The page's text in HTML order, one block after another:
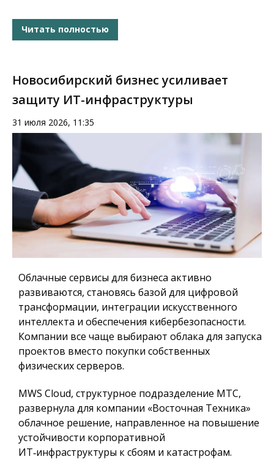
Читать полностью
Новосибирский бизнес усиливает
защиту ИТ-инфраструктуры
31 июля 2026, 11:35
Облачные сервисы для бизнеса активно
развиваются, становясь базой для цифровой
трансформации, интеграции искусственного
интеллекта и обеспечения кибербезопасности.
Компании все чаще выбирают облака для запуска
проектов вместо покупки собственных
физических серверов.
MWS Cloud, структурное подразделение МТС,
развернула для компании «Восточная Техника»
облачное решение, направленное на повышение
устойчивости корпоративной
ИТ‑инфраструктуры к сбоям и катастрофам.